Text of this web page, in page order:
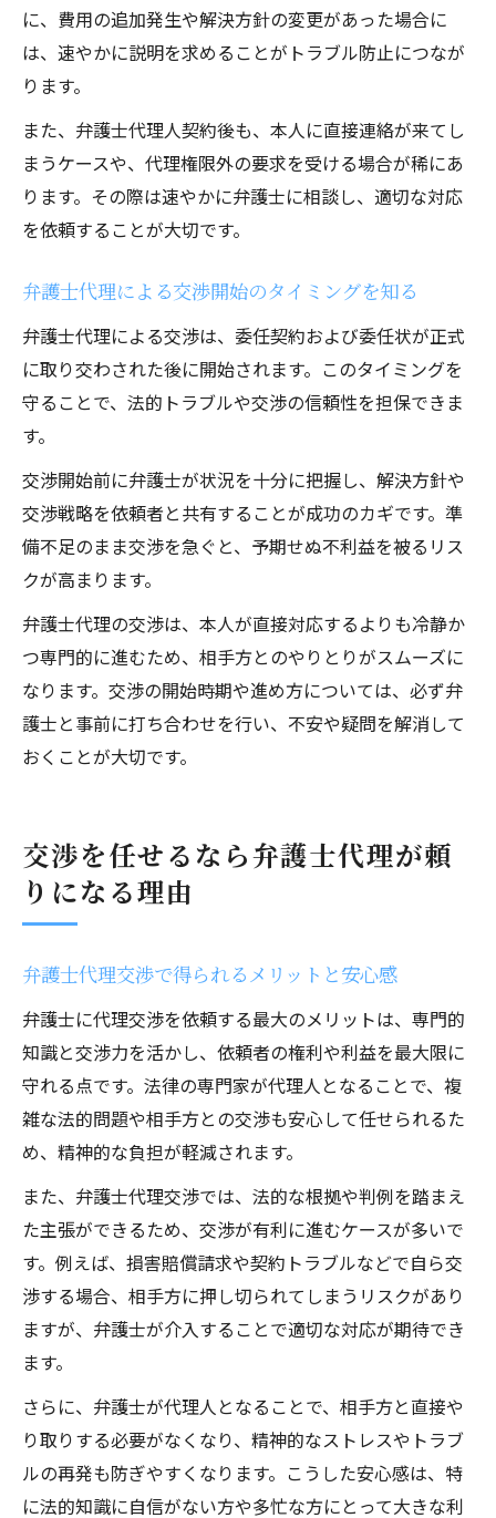
に、費用の追加発生や解決方針の変更があった場合に
は、速やかに説明を求めることがトラブル防止につなが
ります。
また、弁護士代理人契約後も、本人に直接連絡が来てし
まうケースや、代理権限外の要求を受ける場合が稀にあ
ります。その際は速やかに弁護士に相談し、適切な対応
を依頼することが大切です。
弁護士代理による交渉開始のタイミングを知る
弁護士代理による交渉は、委任契約および委任状が正式
に取り交わされた後に開始されます。このタイミングを
守ることで、法的トラブルや交渉の信頼性を担保できま
す。
交渉開始前に弁護士が状況を十分に把握し、解決方針や
交渉戦略を依頼者と共有することが成功のカギです。準
備不足のまま交渉を急ぐと、予期せぬ不利益を被るリス
クが高まります。
弁護士代理の交渉は、本人が直接対応するよりも冷静か
つ専門的に進むため、相手方とのやりとりがスムーズに
なります。交渉の開始時期や進め方については、必ず弁
護士と事前に打ち合わせを行い、不安や疑問を解消して
おくことが大切です。
交渉を任せるなら弁護士代理が頼
りになる理由
弁護士代理交渉で得られるメリットと安心感
弁護士に代理交渉を依頼する最大のメリットは、専門的
知識と交渉力を活かし、依頼者の権利や利益を最大限に
守れる点です。法律の専門家が代理人となることで、複
雑な法的問題や相手方との交渉も安心して任せられるた
め、精神的な負担が軽減されます。
また、弁護士代理交渉では、法的な根拠や判例を踏まえ
た主張ができるため、交渉が有利に進むケースが多いで
す。例えば、損害賠償請求や契約トラブルなどで自ら交
渉する場合、相手方に押し切られてしまうリスクがあり
ますが、弁護士が介入することで適切な対応が期待でき
ます。
さらに、弁護士が代理人となることで、相手方と直接や
り取りする必要がなくなり、精神的なストレスやトラブ
ルの再発も防ぎやすくなります。こうした安心感は、特
に法的知識に自信がない方や多忙な方にとって大きな利